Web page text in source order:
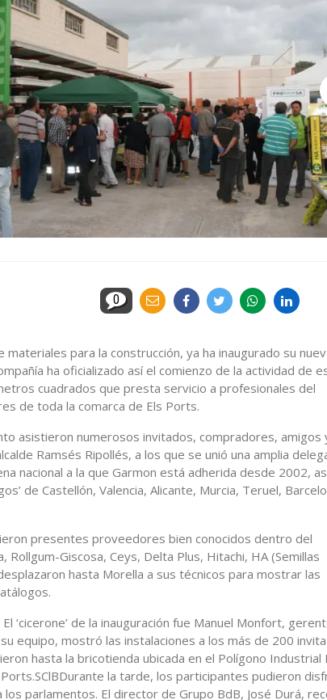
0
para la construcción, ya ha inaugurado su
ha oficializado así el comienzo de la actividad de
cuadrados que presta servicio a profesionales del
de toda la comarca de Els Ports.
asistieron numerosos invitados, compradores, amigos
Ramsés Ripollés, a los que se unió una amplia
nacional a la que Garmon está adherida desde 2002,
de Castellón, Valencia, Alicante, Murcia, Teruel,
presentes proveedores bien conocidos dentro del
Rollgum-Giscosa, Ceys, Delta Plus, Hitachi, HA (Semillas
hasta Morella a sus técnicos para mostrar las
El ‘cicerone’ de la inauguración fue Manuel Monfort,
equipo, mostró las instalaciones a los más de 200
hasta la bricotienda ubicada en el Polígono Industrial
la tarde, los participantes pudieron
parlamentos. El director de Grupo BdB, José Durá,